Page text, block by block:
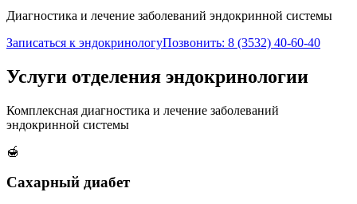
Диагностика и лечение заболеваний эндокринной системы
Записаться к эндокринологуПозвонить: 8 (3532) 40-60-40
Услуги отделения эндокринологии
Комплексная диагностика и лечение заболеваний
эндокринной системы
🍯
Сахарный диабет